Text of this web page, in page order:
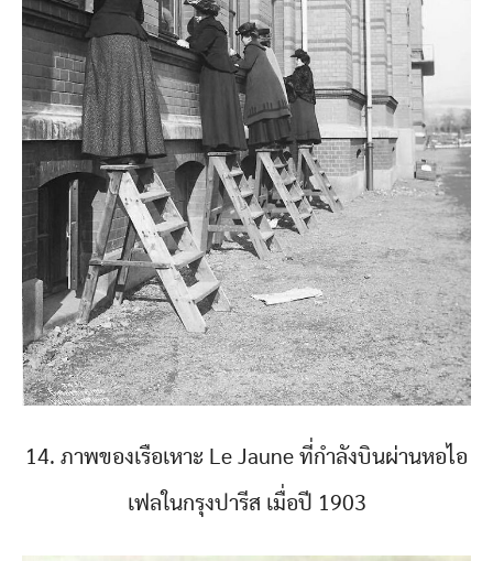
14. ภาพของเรือเหาะ Le Jaune ที่กำลังบินผ่านหอไอ
เฟลในกรุงปารีส เมื่อปี 1903